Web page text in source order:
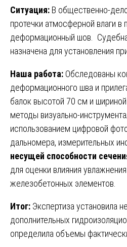
Ситуация: В общественно-
протечки атмосферной влаги
деформационный шов.
назначена для установления
Наша работа: Обследованы
деформационного шва и
балок высотой 70 см и
методы визуально-
использованием цифровой
дальномера, измерительных
несущей способности
для оценки влияния
железобетонных элементов.
Итог: Экспертиза установила
дополнительных
определила объемы